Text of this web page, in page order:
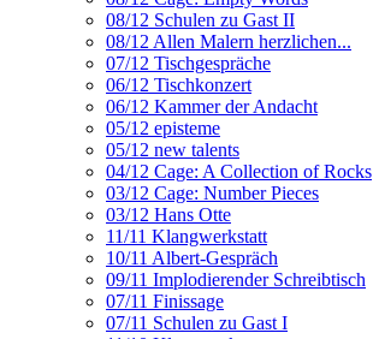
08/12 Schulen zu Gast II
08/12 Allen Malern herzlichen...
07/12 Tischgespräche
06/12 Tischkonzert
06/12 Kammer der Andacht
05/12 episteme
05/12 new talents
04/12 Cage: A Collection of Rocks
03/12 Cage: Number Pieces
03/12 Hans Otte
11/11 Klangwerkstatt
10/11 Albert-Gespräch
09/11 Implodierender Schreibtisch
07/11 Finissage
07/11 Schulen zu Gast I